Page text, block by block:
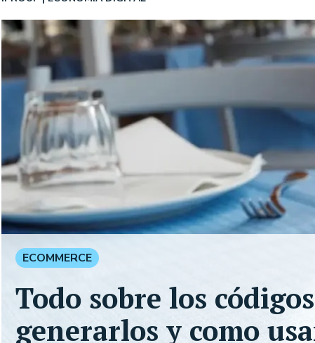
ECOMMERCE
Todo sobre los
generarlos y como